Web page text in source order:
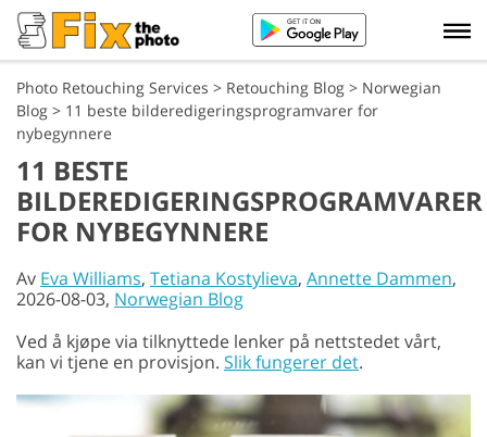
Photo Retouching Services > Retouching Blog > Norwegian
Blog > 11 beste bilderedigeringsprogramvarer for
nybegynnere
11 BESTE
BILDEREDIGERINGSPROGRAMVARER
FOR NYBEGYNNERE
Av Eva Williams, Tetiana Kostylieva, Annette Dammen,
2026-08-03, Norwegian Blog
Ved å kjøpe via tilknyttede lenker på nettstedet vårt,
kan vi tjene en provisjon. Slik fungerer det.